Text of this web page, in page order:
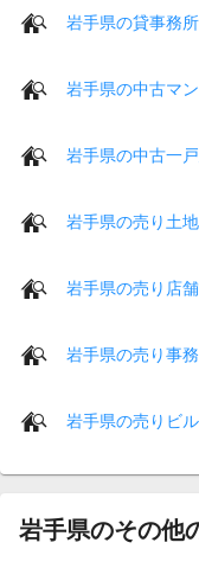
岩手県の貸事務所
岩手県の中古マ
岩手県の中古一
岩手県の売り土地
岩手県の売り店舗
岩手県の売り事
岩手県の売りビ
岩手県のその他